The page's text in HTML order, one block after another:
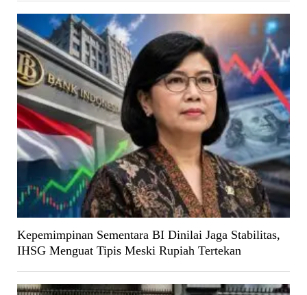
Kepemimpinan Sementara BI Dinilai Jaga Stabilitas,
IHSG Menguat Tipis Meski Rupiah Tertekan